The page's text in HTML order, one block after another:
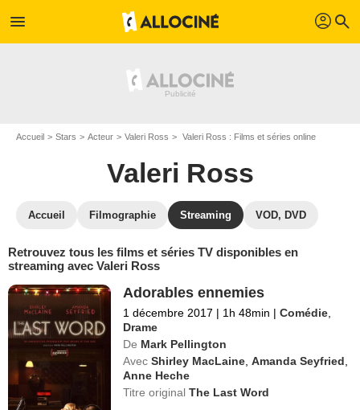
menu profil search
Accueil Stars Acteur Valeri Ross Valeri Ross : Films et séries online
Valeri Ross
Accueil Filmographie Streaming VOD, DVD
Retrouvez tous les films et séries TV disponibles en
streaming avec Valeri Ross
Adorables ennemies
1 décembre 2017 | 1h 48min | Comédie
Drame
De Mark Pellington
Avec Shirley MacLaine ,Amanda Seyfried
Anne Heche
Titre originalThe Last Word